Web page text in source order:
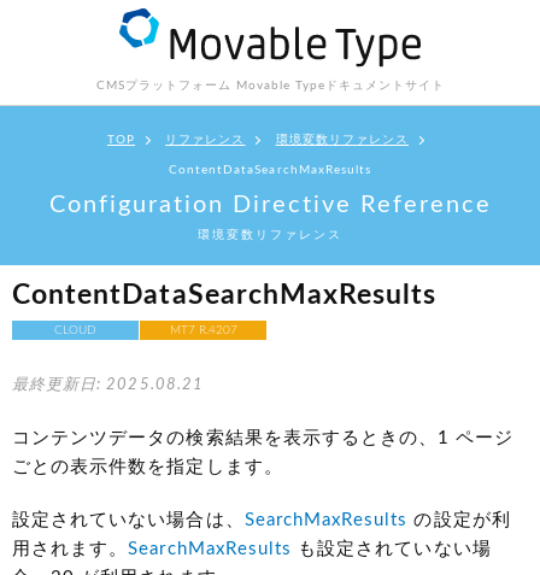
CMSプラットフォーム Movable Type ドキュメントサイト
TOP リファレンス 環境変数リファレンス
ContentDataSearchMaxResults
Configuration Directive Reference
環境変数リファレンス
ContentDataSearchMaxResults
CLOUD MT7 R.4207
最終更新日: 2025.08.21
コンテンツデータの検索結果を表示するときの、1 ページ
ごとの表示件数を指定します。
設定されていない場合は、 SearchMaxResults の設定が利
用されます。SearchMaxResults も設定されていない場